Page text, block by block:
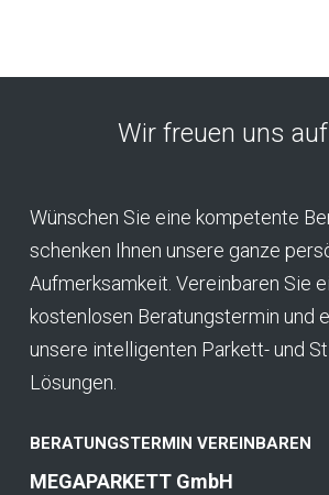
Wir freuen uns auf
Wünschen Sie eine kompetente
schenken Ihnen unsere ganze
Aufmerksamkeit. Vereinbaren Sie
kostenlosen Beratungstermin und
unsere intelligenten Parkett- und
Lösungen.
BERATUNGSTERMIN VEREINBAREN
MEGAPARKETT GmbH